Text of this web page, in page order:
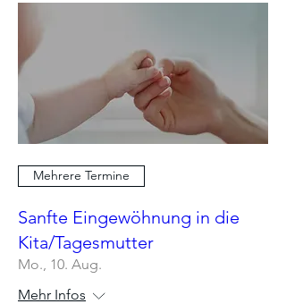
Mehrere Termine
Sanfte Eingewöhnung in die
Kita/Tagesmutter
Mo., 10. Aug.
Mehr Infos